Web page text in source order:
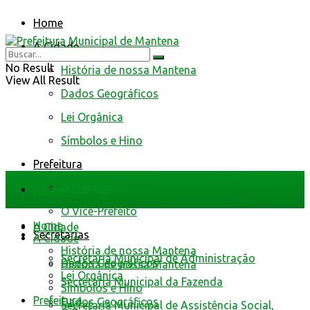
Home
A Cidade
História de nossa Mantena
Dados Geográficos
Lei Orgânica
Símbolos e Hino
Prefeitura
O Vice-Prefeito
Secretarias
Secretaria Municipal de Administração
Secretaria Municipal da Fazenda
Secretaria Municipal de Assistência Social,
No Result
View All Result
Home
A Cidade
História de nossa Mantena
Dados Geográficos
Home
A Cidade
História de nossa Mantena
Dados Geográficos
Lei Orgânica
Símbolos e Hino
Prefeitura